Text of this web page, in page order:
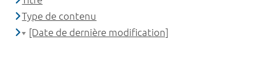
Type de contenu
[Date de dernière modification]